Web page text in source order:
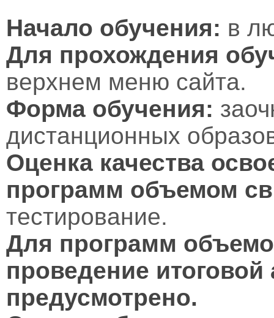
Начало обучения: в
Для прохождения
верхнем меню сайта.
Форма обучения:
дистанционных
Оценка качества
программ объемом
тестирование.
Для программ
проведение итоговой
предусмотрено.